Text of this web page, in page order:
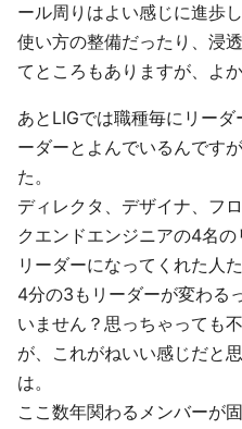
ール周りはよい感じに進歩
使い方の整備だったり、浸
てところもありますが、よ
あとLIGでは職種毎にリー
ーダーとよんでいるんです
た。
ディレクタ、デザイナ、フ
クエンドエンジニアの4名
リーダーになってくれた人た
4分の3もリーダーが変わる
いません？思っちゃっても
が、これがねいい感じだと
は。
ここ数年関わるメンバーが